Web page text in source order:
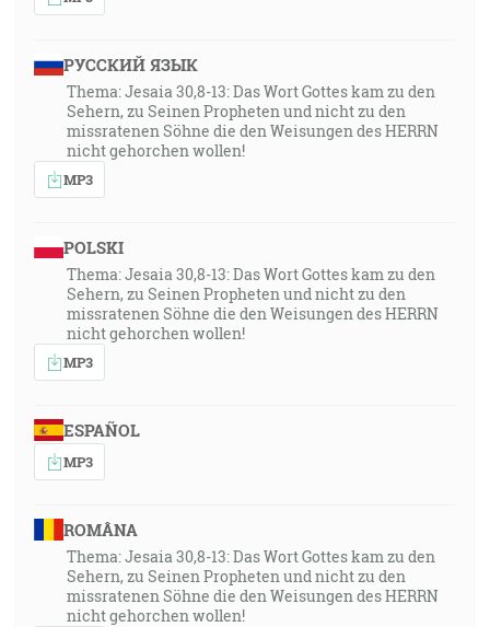
РУССКИЙ ЯЗЫК
Thema: Jesaia 30,8-13: Das Wort Gottes kam zu den
Sehern, zu Seinen Propheten und nicht zu den
missratenen Söhne die den Weisungen des HERRN
nicht gehorchen wollen!
MP3
POLSKI
Thema: Jesaia 30,8-13: Das Wort Gottes kam zu den
Sehern, zu Seinen Propheten und nicht zu den
missratenen Söhne die den Weisungen des HERRN
nicht gehorchen wollen!
MP3
ESPAÑOL
MP3
ROMÂNA
Thema: Jesaia 30,8-13: Das Wort Gottes kam zu den
Sehern, zu Seinen Propheten und nicht zu den
missratenen Söhne die den Weisungen des HERRN
nicht gehorchen wollen!